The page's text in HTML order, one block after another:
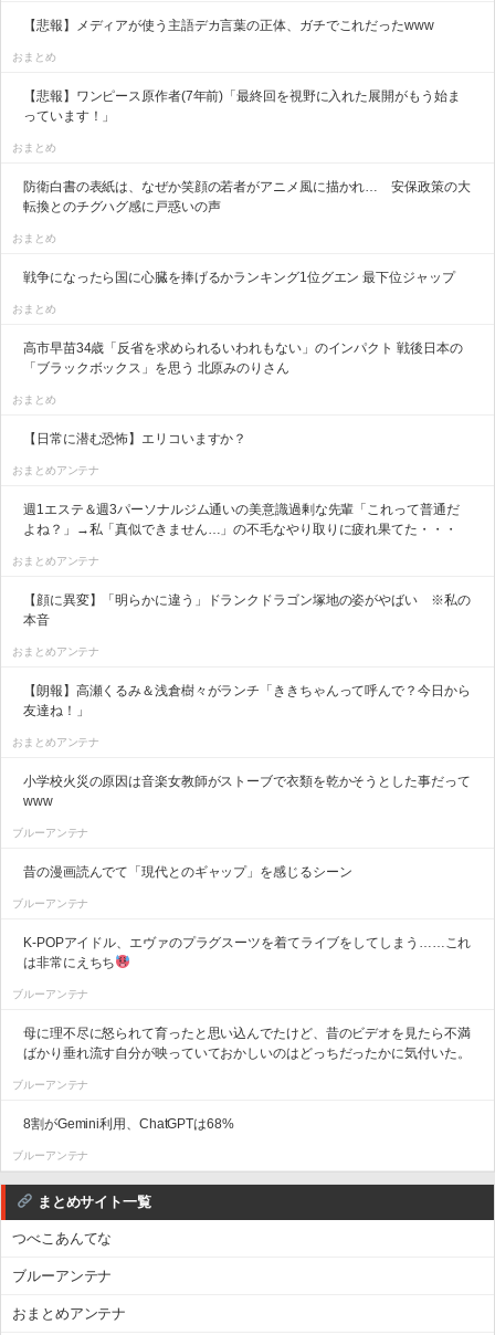
【悲報】メディアが使う主語デカ言葉の正体、ガチでこれだったwww
おまとめ
【悲報】ワンピース原作者(7年前)「最終回を視野に入れた展開がもう始ま
っています！」
おまとめ
防衛白書の表紙は、なぜか笑顔の若者がアニメ風に描かれ… 安保政策の大
転換とのチグハグ感に戸惑いの声
おまとめ
戦争になったら国に心臓を捧げるかランキング1位グエン 最下位ジャップ
おまとめ
高市早苗34歳「反省を求められるいわれもない」のインパクト 戦後日本の
「ブラックボックス」を思う 北原みのりさん
おまとめ
【日常に潜む恐怖】エリコいますか？
おまとめアンテナ
週1エステ＆週3パーソナルジム通いの美意識過剰な先輩「これって普通だ
よね？」→私「真似できません…」の不毛なやり取りに疲れ果てた・・・
おまとめアンテナ
【顔に異変】「明らかに違う」ドランクドラゴン塚地の姿がやばい ※私の
本音
おまとめアンテナ
【朗報】高瀬くるみ＆浅倉樹々がランチ「ききちゃんって呼んで？今日から
友達ね！」
おまとめアンテナ
小学校火災の原因は音楽女教師がストーブで衣類を乾かそうとした事だって
www
ブルーアンテナ
昔の漫画読んでて「現代とのギャップ」を感じるシーン
ブルーアンテナ
K-POPアイドル、エヴァのプラグスーツを着てライブをしてしまう……これ
は非常にえちち
ブルーアンテナ
母に理不尽に怒られて育ったと思い込んでたけど、昔のビデオを見たら不満
ばかり垂れ流す自分が映っていておかしいのはどっちだったかに気付いた。
ブルーアンテナ
8割がGemini利用、ChatGPTは68%
ブルーアンテナ
まとめサイト一覧
つべこあんてな
ブルーアンテナ
おまとめアンテナ